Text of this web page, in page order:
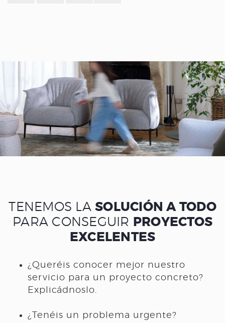
TENEMOS LA SOLUCIÓN A TODO
PARA CONSEGUIR PROYECTOS
EXCELENTES
¿Queréis conocer mejor nuestro
servicio para un proyecto concreto?
Explicádnoslo.
¿Tenéis un problema urgente?